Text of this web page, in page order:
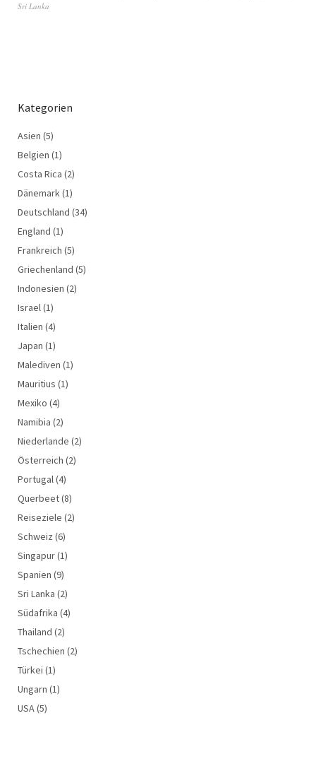
Sri Lanka
Kategorien
Asien (5)
Belgien (1)
Costa Rica (2)
Dänemark(1)
Deutschland (34)
England (1)
Frankreich (5)
Griechenland (5)
Indonesien (2)
Israel(1)
Italien (4)
Japan (1)
Malediven (1)
Mauritius (1)
Mexiko (4)
Namibia (2)
Niederlande (2)
Österreich (2)
Portugal(4)
Querbeet(8)
Reiseziele (2)
Schweiz (6)
Singapur(1)
Spanien (9)
Sri Lanka (2)
Südafrika (4)
Thailand (2)
Tschechien (2)
Türkei (1)
Ungarn (1)
USA(5)